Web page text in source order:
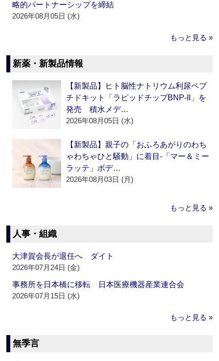
略的パートナーシップを締結
2026年08月05日 (水)
もっと見る »
新薬・新製品情報
【新製品】ヒト脳性ナトリウム利尿ペプ
チドキット「ラピッドチップBNP-II」を
発売 積水メデ…
2026年08月05日 (水)
【新製品】親子の「おふろあがりのわち
ゃわちゃひと騒動」に着目‐「マー＆ミー
ラッテ」ボデ…
2026年08月03日 (月)
もっと見る »
人事・組織
大津賀会長が退任へ ダイト
2026年07月24日 (金)
事務所を日本橋に移転 日本医療機器産業連合会
2026年07月15日 (水)
もっと見る »
無季言